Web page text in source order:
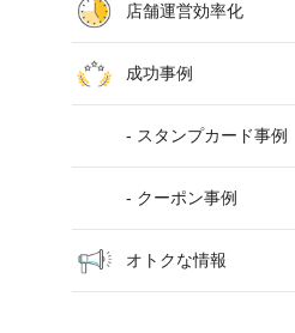
店舗運営効率化
成功事例
- スタンプカード事例
- クーポン事例
オトクな情報